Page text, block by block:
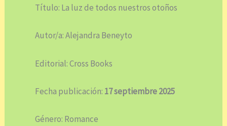
Título: La luz de todos nuestros otoños
Autor/a: Alejandra Beneyto
Editorial: Cross Books
Fecha publicación: 17 septiembre 2025
Género: Romance